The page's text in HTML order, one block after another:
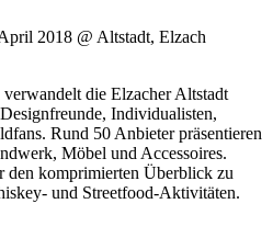
2018 @ Altstadt, Elzach
die Elzacher Altstadt
Individualisten,
Rund 50 Anbieter präsentieren
Möbel und Accessoires.
den komprimierten Überblick zu
und Streetfood-Aktivitäten.